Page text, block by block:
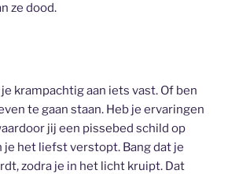
ze dood.
krampachtig aan iets vast. Of ben
te gaan staan. Heb je ervaringen
jij een pissebed schild op
je het liefst verstopt. Bang dat je
zodra je in het licht kruipt. Dat